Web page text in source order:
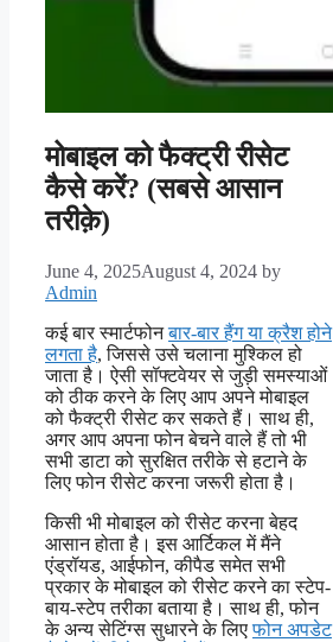
मोबाइल को फैक्ट्री रीसेट
कैसे करें? (सबसे आसान
तरीक़े)
June 4, 2025August 4, 2024 by
Admin
कई बार स्मार्टफोनबार-बार हैंग या क्रैश होने
लगता है, जिससे उसे चलाना मुश्किल हो
जाता है। ऐसी सॉफ्टवेयर से जुड़ी समस्याओं
को ठीक करने के लिए आप अपने मोबाइल
को फैक्ट्री रीसेट कर सकते हैं। साथ ही,
अगर आप अपना फोन बेचने वाले हैं तो भी
सभी डाटा को सुरक्षित तरीके से हटाने के
लिए फोन रीसेट करना जरूरी होता है।
किसी भी मोबाइल को रीसेट करना बेहद
आसान होता है। इस आर्टिकल में मैंने
एंड्रॉयड, आईफोन, कीपैड समेत सभी
प्रकार के मोबाइल को रीसेट करने का स्टेप-
बाय-स्टेप तरीका बताया है। साथ ही, फोन
के अन्य सेटिंग्स सुधारने के लिएफोन अपडेट